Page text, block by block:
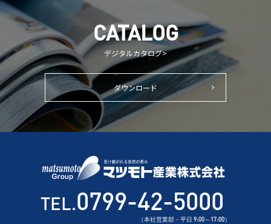
CATALOG
デジタルカタログ>
ダウンロード
TEL.0799-42-5000
（本社営業部・平日 9:00～17:00）